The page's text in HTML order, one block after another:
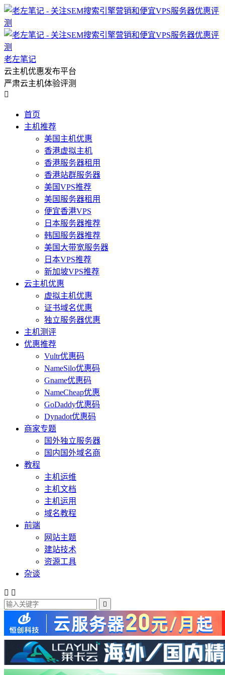
老左笔记
云主机优惠发布平台
严肃云主机体验评测

首页
主机推荐
美国主机优惠
香港虚拟主机
香港服务器租用
香港站群服务器
美国VPS推荐
美国服务器租用
便宜香港VPS
日本服务器推荐
韩国服务器推荐
美国大带宽服务器
日本VPS推荐
新加坡VPS推荐
云主机优惠
虚拟主机优惠
证书域名优惠
独立服务器优惠
主机测评
优惠推荐
Vultr优惠码
NameSilo优惠码
Gname优惠码
NameCheap优惠
GoDaddy优惠码
Dynadot优惠码
商家专题
国外独立服务器
国内国外域名商
教程
主机运维
主机文档
主机运用
域名教程
前端
网站主题
建站技术
资源工具
杂谈
 
